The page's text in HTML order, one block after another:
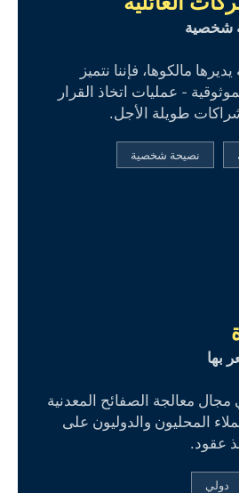
شخصية
مالكوها، فإننا نتميز
- عمليات اتخاذ القرار
طويلة الأجل.
نصيحة شخصية
بها
عاماً في مجال معالجة الصفائح المعدنية
المحليون والدوليون على
عقود.
دولي